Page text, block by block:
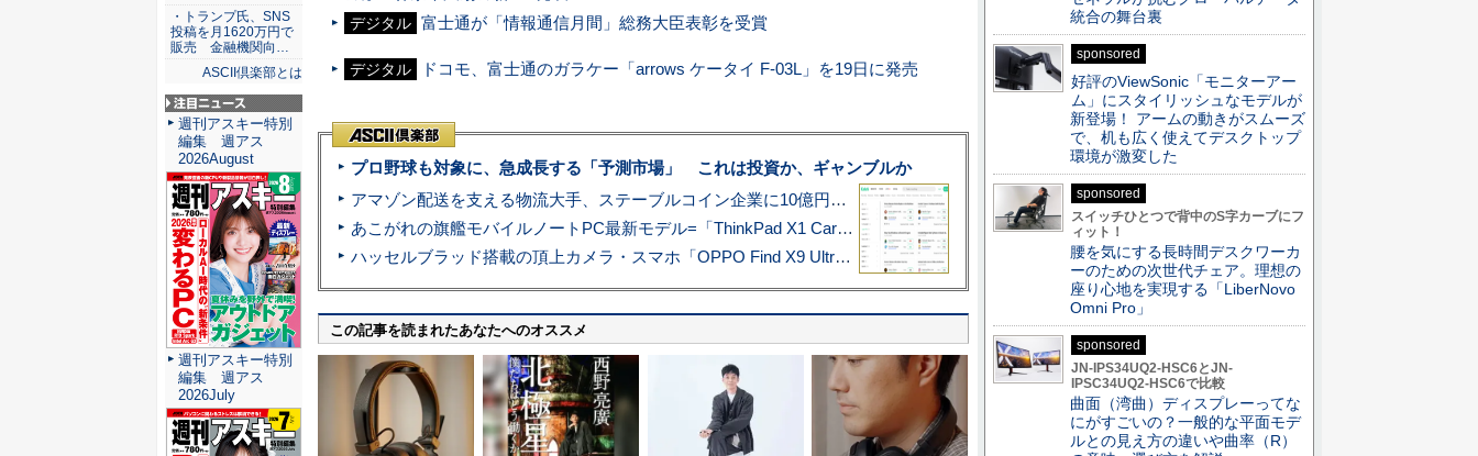
デジタル 富士通が「情報通信月間」総務大臣表彰を受賞
デジタル ドコモ、富士通のガラケー「arrows ケータイ F-03L」を19日に発売
プロ野球も対象に、急成長する「予測市場」 これは投資か、ギャンブルか
アマゾン配送を支える物流大手、ステーブルコイン企業に10億円投資のワケ
あこがれの旗艦モバイルノートPC最新モデル=「ThinkPad X1 Carbon Gen 14 Aura Edition」実機レビュー
ハッセルブラッド搭載の頂上カメラ・スマホ「OPPO Find X9 Ultra」実写レビュー=プロが本気で徹底撮影しました!!
この記事を読まれたあなたへのオススメ
・トランプ氏、SNS
投稿を月1620万円で
販売 金融機関向…
ASCII倶楽部とは
注目ニュース
週刊アスキー特別
編集 週アス
2026August
週刊アスキー特別
編集 週アス
2026July
統合の舞台裏
sponsored
好評のViewSonic「モニターアー
ム」にスタイリッシュなモデルが
新登場！ アームの動きがスムーズ
で、机も広く使えてデスクトップ
環境が激変した
sponsored
スイッチひとつで背中のS字カーブにフ
ィット！
腰を気にする長時間デスクワーカ
ーのための次世代チェア。理想の
座り心地を実現する「LiberNovo
Omni Pro」
sponsored
JN-IPS34UQ2-HSC6とJN-
IPSC34UQ2-HSC6で比較
曲面（湾曲）ディスプレーってな
にがすごいの？一般的な平面モデ
ルとの見え方の違いや曲率（R）